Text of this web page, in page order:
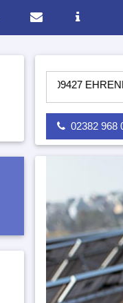
02382 968